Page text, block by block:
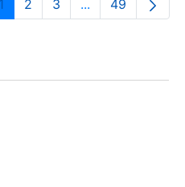
Pàgina
1 Pàgina
2 Pàgina
3 ...PàginesPàgina
49